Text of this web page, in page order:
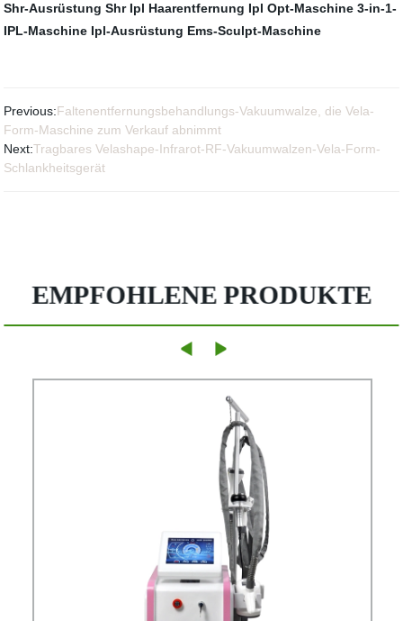
Shr-Ausrüstung Shr Ipl Haarentfernung Ipl Opt-Maschine 3-in-1-
IPL-Maschine Ipl-Ausrüstung Ems-Sculpt-Maschine
Previous:Faltenentfernungsbehandlungs-Vakuumwalze, die Vela-
Form-Maschine zum Verkauf abnimmt
Next:Tragbares Velashape-Infrarot-RF-Vakuumwalzen-Vela-Form-
Schlankheitsgerät
EMPFOHLENE PRODUKTE